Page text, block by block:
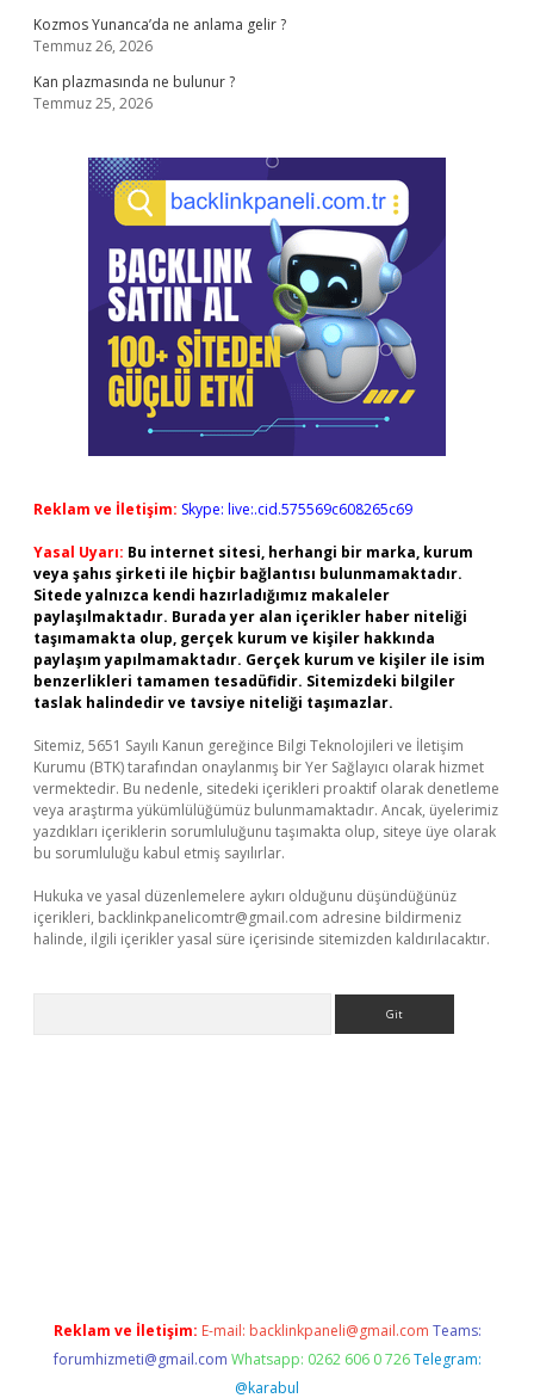
Kozmos Yunanca’da ne anlama gelir ?
Temmuz 26, 2026
Kan plazmasında ne bulunur ?
Temmuz 25, 2026
Reklam ve İletişim: Skype: live:.cid.575569c608265c69
Yasal Uyarı: Bu internet sitesi, herhangi bir marka, kurum
veya şahıs şirketi ile hiçbir bağlantısı bulunmamaktadır.
Sitede yalnızca kendi hazırladığımız makaleler
paylaşılmaktadır. Burada yer alan içerikler haber niteliği
taşımamakta olup, gerçek kurum ve kişiler hakkında
paylaşım yapılmamaktadır. Gerçek kurum ve kişiler ile isim
benzerlikleri tamamen tesadüfidir. Sitemizdeki bilgiler
taslak halindedir ve tavsiye niteliği taşımazlar.
Sitemiz, 5651 Sayılı Kanun gereğince Bilgi Teknolojileri ve İletişim
Kurumu (BTK) tarafından onaylanmış bir Yer Sağlayıcı olarak hizmet
vermektedir. Bu nedenle, sitedeki içerikleri proaktif olarak denetleme
veya araştırma yükümlülüğümüz bulunmamaktadır. Ancak, üyelerimiz
yazdıkları içeriklerin sorumluluğunu taşımakta olup, siteye üye olarak
bu sorumluluğu kabul etmiş sayılırlar.
Hukuka ve yasal düzenlemelere aykırı olduğunu düşündüğünüz
içerikleri, backlinkpanelicomtr@gmail.com adresine bildirmeniz
halinde, ilgili içerikler yasal süre içerisinde sitemizden kaldırılacaktır.
Reklam ve İletişim: E-mail: backlinkpaneli@gmail.com Teams:
forumhizmeti@gmail.com Whatsapp: 0262 606 0 726 Telegram:
@karabul